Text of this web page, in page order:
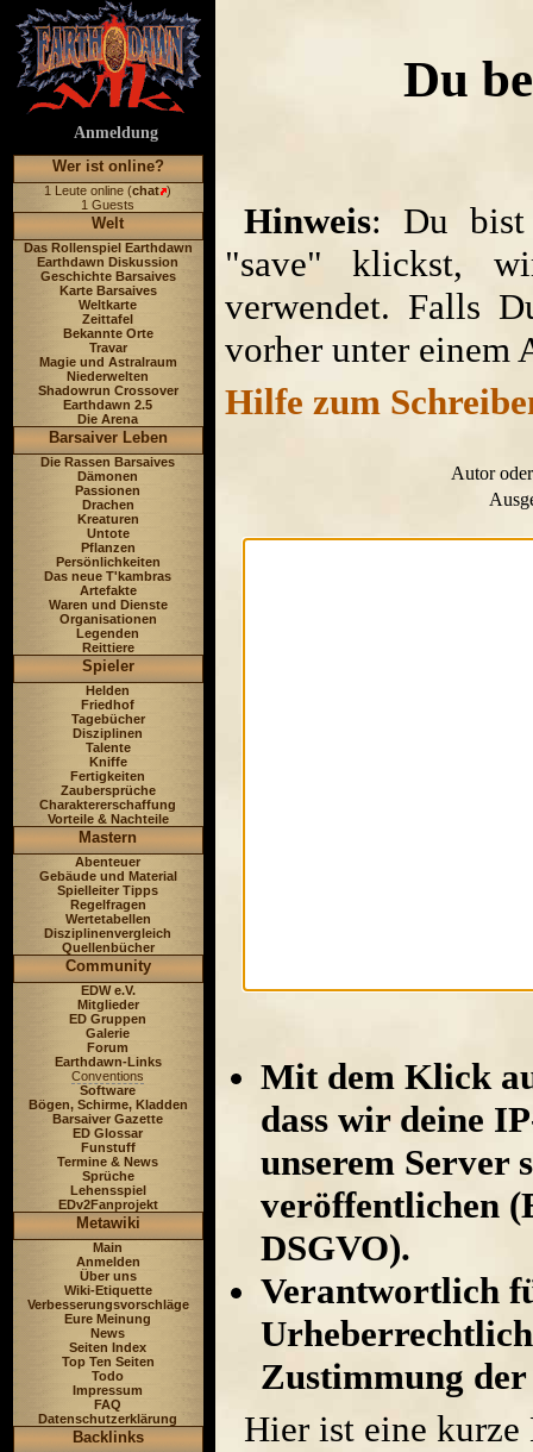
Anmeldung
Wer ist online?
1 Leute online (chat )
1 Guests
Welt
Das Rollenspiel Earthdawn
Earthdawn Diskussion
Geschichte Barsaives
Karte Barsaives
Weltkarte
Zeittafel
Bekannte Orte
Travar
Magie und Astralraum
Niederwelten
Shadowrun Crossover
Earthdawn 2.5
Die Arena
Barsaiver Leben
Die Rassen Barsaives
Dämonen
Passionen
Drachen
Kreaturen
Untote
Pflanzen
Persönlichkeiten
Das neue T'kambras
Artefakte
Waren und Dienste
Organisationen
Legenden
Reittiere
Spieler
Helden
Friedhof
Tagebücher
Disziplinen
Talente
Kniffe
Fertigkeiten
Zaubersprüche
Charaktererschaffung
Vorteile & Nachteile
Mastern
Abenteuer
Gebäude und Material
Spielleiter Tipps
Regelfragen
Wertetabellen
Disziplinenvergleich
Quellenbücher
Community
EDW e.V.
Mitglieder
ED Gruppen
Galerie
Forum
Earthdawn-Links
Conventions
Software
Bögen, Schirme, Kladden
Barsaiver Gazette
ED Glossar
Funstuff
Termine & News
Sprüche
Lehensspiel
EDv2Fanprojekt
Metawiki
Main
Anmelden
Über uns
Wiki-Etiquette
Verbesserungsvorschläge
Eure Meinung
News
Seiten Index
Top Ten Seiten
Todo
Impressum
FAQ
Datenschutzerklärung
Backlinks
Du
Hinweis: Du bist
"save" klickst,
verwendet. Falls
vorher unter einem
Hilfe zum
Autor
Mit dem Klick
dass wir deine
unserem Server
veröffentlichen
DSGVO).
Verantwortlich
Zustimmung
Hier ist eine